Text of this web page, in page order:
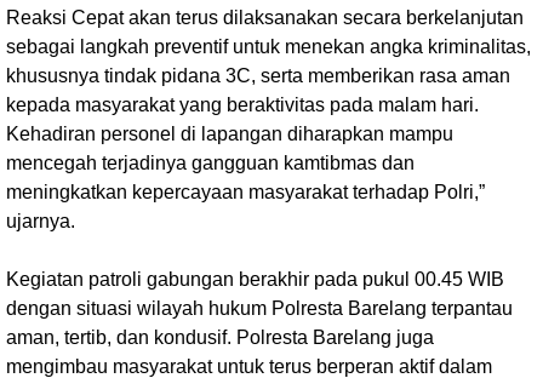
Reaksi Cepat akan terus dilaksanakan secara berkelanjutan
sebagai langkah preventif untuk menekan angka kriminalitas,
khususnya tindak pidana 3C, serta memberikan rasa aman
kepada masyarakat yang beraktivitas pada malam hari.
Kehadiran personel di lapangan diharapkan mampu
mencegah terjadinya gangguan kamtibmas dan
meningkatkan kepercayaan masyarakat terhadap Polri,”
ujarnya.
Kegiatan patroli gabungan berakhir pada pukul 00.45 WIB
dengan situasi wilayah hukum Polresta Barelang terpantau
aman, tertib, dan kondusif. Polresta Barelang juga
mengimbau masyarakat untuk terus berperan aktif dalam